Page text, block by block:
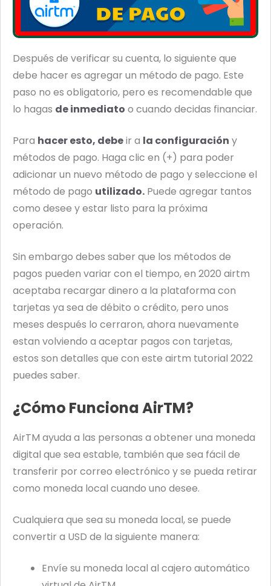
Después de verificar su cuenta, lo siguiente que
debe hacer es agregar un método de pago. Este
paso no es obligatorio, pero es recomendable que
lo hagas de inmediato o cuando decidas financiar.
Para hacer esto, debeir a la configuración y
métodos de pago. Haga clic en (+) para poder
adicionar un nuevo método de pago y seleccione el
método de pago utilizado. Puede agregar tantos
como desee y estar listo para la próxima
operación.
Sin embargo debes saber que los métodos de
pagos pueden variar con el tiempo, en 2020 airtm
aceptaba recargar dinero a la plataforma con
tarjetas ya sea de débito o crédito, pero unos
meses después lo cerraron, ahora nuevamente
estan volviendo a aceptar pagos con tarjetas,
estos son detalles que con este airtm tutorial 2022
puedes saber.
¿Cómo Funciona AirTM?
AirTM ayuda a las personas a obtener una moneda
digital que sea estable, también que sea fácil de
transferir por correo electrónico y se pueda retirar
como moneda local cuando uno desee.
Cualquiera que sea su moneda local, se puede
convertir a USD de la siguiente manera:
Envíe su moneda local al cajero automático